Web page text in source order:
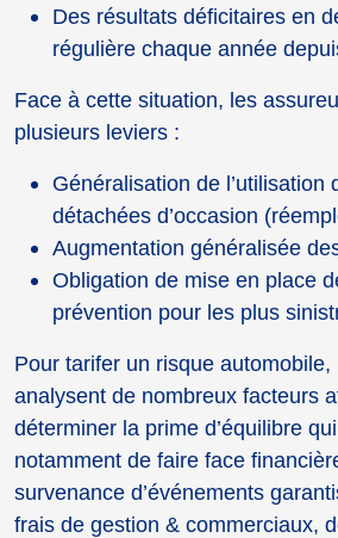
Des résultats déficitaires en
régulière chaque année
Face à cette situation, les
plusieurs leviers :
Généralisation de l’utilisation
détachées d’occasion
Augmentation généralisée
Obligation de mise en place
prévention pour les plus
Pour tarifer un risque
analysent de nombreux facteurs
déterminer la prime d’équilibre
notamment de faire face
survenance d’événements
frais de gestion & commerciaux,